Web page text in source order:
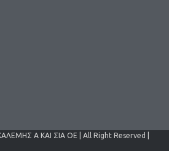
Α ΚΑΙ ΣΙΑ ΟΕ | All Right Reserved |